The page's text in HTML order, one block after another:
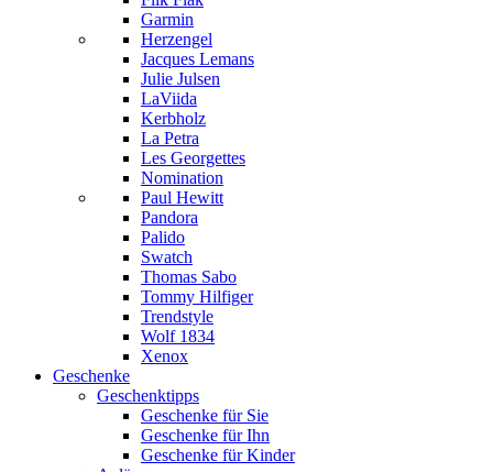
Garmin
Herzengel
Jacques Lemans
Julie Julsen
LaViida
Kerbholz
La Petra
Les Georgettes
Nomination
Paul Hewitt
Pandora
Palido
Swatch
Thomas Sabo
Tommy Hilfiger
Trendstyle
Wolf 1834
Xenox
Geschenke
Geschenktipps
Geschenke für Sie
Geschenke für Ihn
Geschenke für Kinder